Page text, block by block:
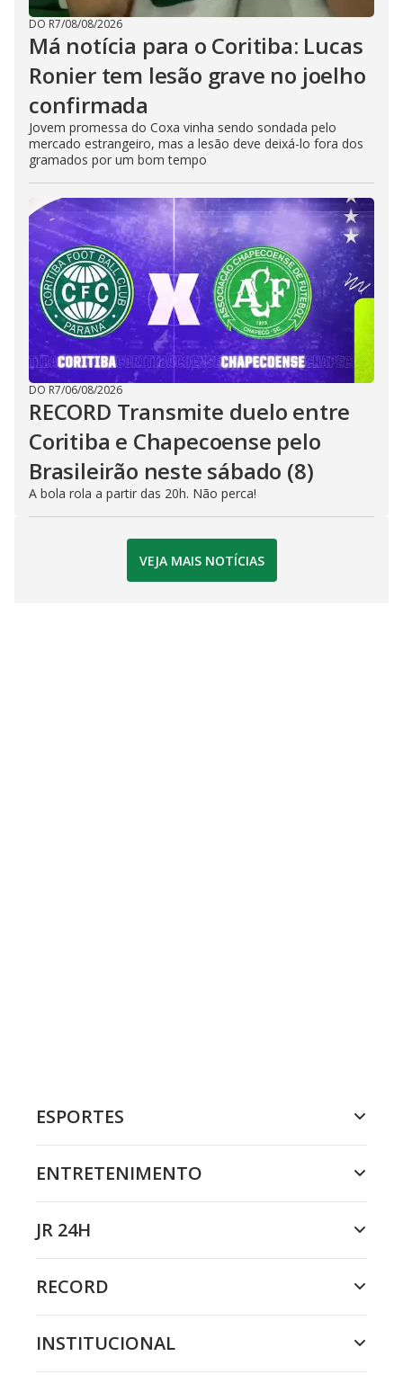
DO R7/08/08/2026
Má notícia para o Coritiba: Lucas
Ronier tem lesão grave no joelho
confirmada
Jovem promessa do Coxa vinha sendo sondada pelo
mercado estrangeiro, mas a lesão deve deixá-lo fora dos
gramados por um bom tempo
DO R7/06/08/2026
RECORD Transmite duelo entre
Coritiba e Chapecoense pelo
Brasileirão neste sábado (8)
A bola rola a partir das 20h. Não perca!
VEJA MAIS NOTÍCIAS
ESPORTES
ENTRETENIMENTO
JR 24H
RECORD
INSTITUCIONAL